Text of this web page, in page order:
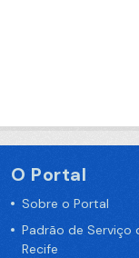
O Portal
Sobre o Portal
Padrão de Serviço
Recife